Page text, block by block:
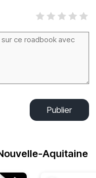
Publier
Aquitaine